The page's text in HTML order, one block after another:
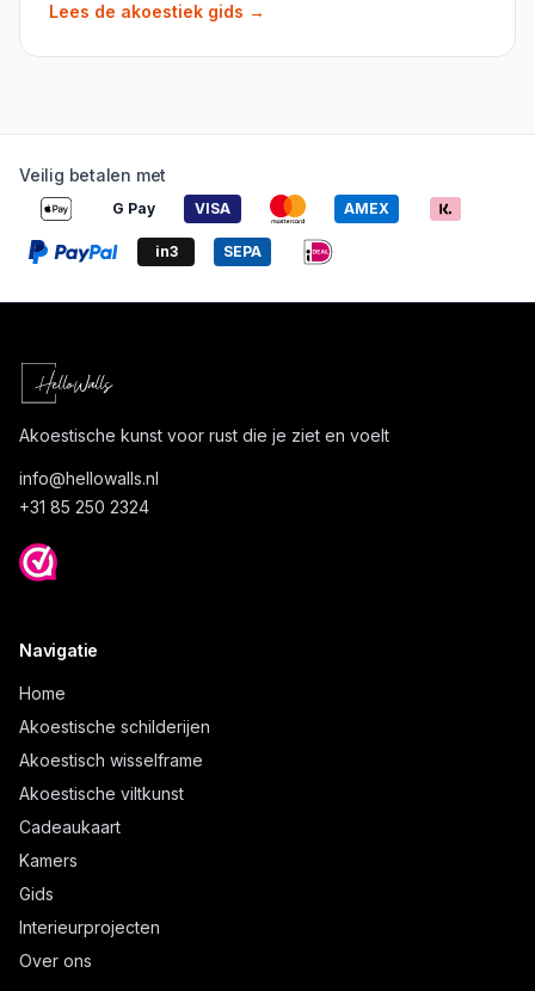
Lees de akoestiek gids →
Veilig betalen met
G Pay VISA AMEX
in3 SEPA
Akoestische kunst voor rust die je ziet en voelt
info@hellowalls.nl
+31 85 250 2324
Navigatie
Home
Akoestische schilderijen
Akoestisch wisselframe
Akoestische viltkunst
Cadeaukaart
Kamers
Gids
Interieurprojecten
Over ons